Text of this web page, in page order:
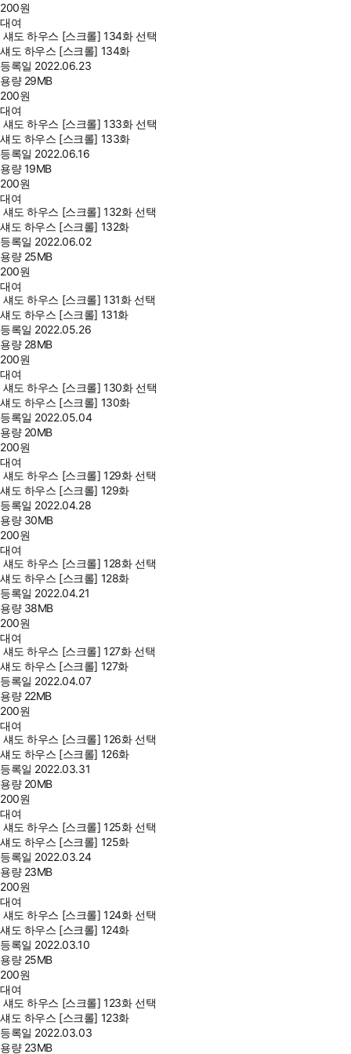
200원
대여
섀도 하우스 [스크롤] 134화 선택
섀도 하우스 [스크롤] 134화
등록일 2022.06.23
용량 29MB
200원
대여
섀도 하우스 [스크롤] 133화 선택
섀도 하우스 [스크롤] 133화
등록일 2022.06.16
용량19MB
200원
대여
섀도 하우스 [스크롤] 132화 선택
섀도 하우스 [스크롤] 132화
등록일 2022.06.02
용량 25MB
200원
대여
섀도 하우스 [스크롤] 131화 선택
섀도 하우스 [스크롤] 131화
등록일 2022.05.26
용량 28MB
200원
대여
섀도 하우스 [스크롤] 130화 선택
섀도 하우스 [스크롤] 130화
등록일 2022.05.04
용량 20MB
200원
대여
섀도 하우스 [스크롤] 129화 선택
섀도 하우스 [스크롤] 129화
등록일 2022.04.28
용량 30MB
200원
대여
섀도 하우스 [스크롤] 128화 선택
섀도 하우스 [스크롤] 128화
등록일 2022.04.21
용량 38MB
200원
대여
섀도 하우스 [스크롤] 127화 선택
섀도 하우스 [스크롤] 127화
등록일 2022.04.07
용량 22MB
200원
대여
섀도 하우스 [스크롤] 126화 선택
섀도 하우스 [스크롤] 126화
등록일 2022.03.31
용량 20MB
200원
대여
섀도 하우스 [스크롤] 125화 선택
섀도 하우스 [스크롤] 125화
등록일 2022.03.24
용량 23MB
200원
대여
섀도 하우스 [스크롤] 124화 선택
섀도 하우스 [스크롤] 124화
등록일 2022.03.10
용량 25MB
200원
대여
섀도 하우스 [스크롤] 123화 선택
섀도 하우스 [스크롤] 123화
등록일 2022.03.03
용량 23MB